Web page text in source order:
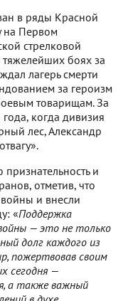
в ряды Красной
на Первом
стрелковой
тяжелейших боях за
лагерь смерти
за героизм
товарищам. За
когда дивизия
лес, Александр
и
отметив, что
и внесли
«Поддержка
— это не только
долг каждого из
пожертвовав своим
сегодня —
а также важный